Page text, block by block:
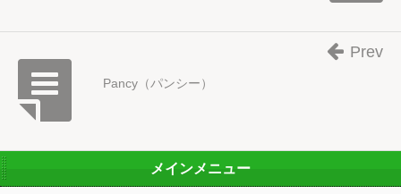
Pancy（パンシー）
Prev
メインメニュー